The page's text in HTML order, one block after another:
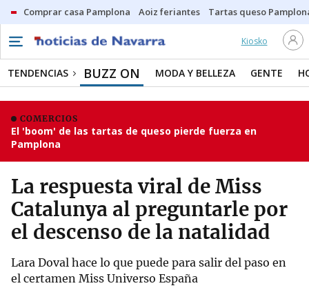
Comprar casa Pamplona Aoiz feriantes Tartas queso
Kiosko
TENDENCIAS BUZZ ON MODA Y BELLEZA GENTE
COMERCIOS
El 'boom' de las tartas de queso pierde fuerza en
Pamplona
La respuesta viral de Miss
Catalunya al preguntarle por
el descenso de la natalidad
Lara Doval hace lo que puede para salir del paso en
el certamen Miss Universo España